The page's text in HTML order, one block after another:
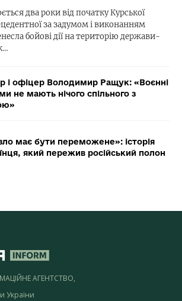
два роки від початку Курської
за задумом і виконанням
бойові дії на територію держави-
і офіцер Володимир Ращук: «Воєнні
не мають нічого спільного з
має бути переможене»: історія
який пережив російський полон
АГЕНТСТВО,
України